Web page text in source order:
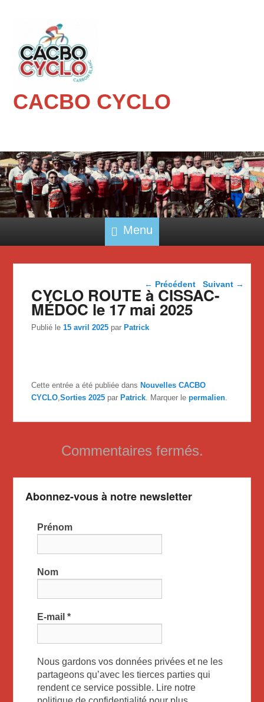
CACBO CYCLO
Menu
Navigation dans les
articles
← Précédent Suivant →
CYCLO ROUTE à CISSAC-
MÉDOC le 17 mai 2025
Publié le15 avril 2025 par Patrick
Cette entrée a été publiée dans Nouvelles CACBO
CYCLO,Sorties 2025 par Patrick. Marquer lepermalien.
Commentaires fermés.
Abonnez-vous à notre newsletter
Prénom
Nom
E-mail*
Nous gardons vos données privées et ne les
partageons qu’avec les tierces parties qui
rendent ce service possible. Lire notre